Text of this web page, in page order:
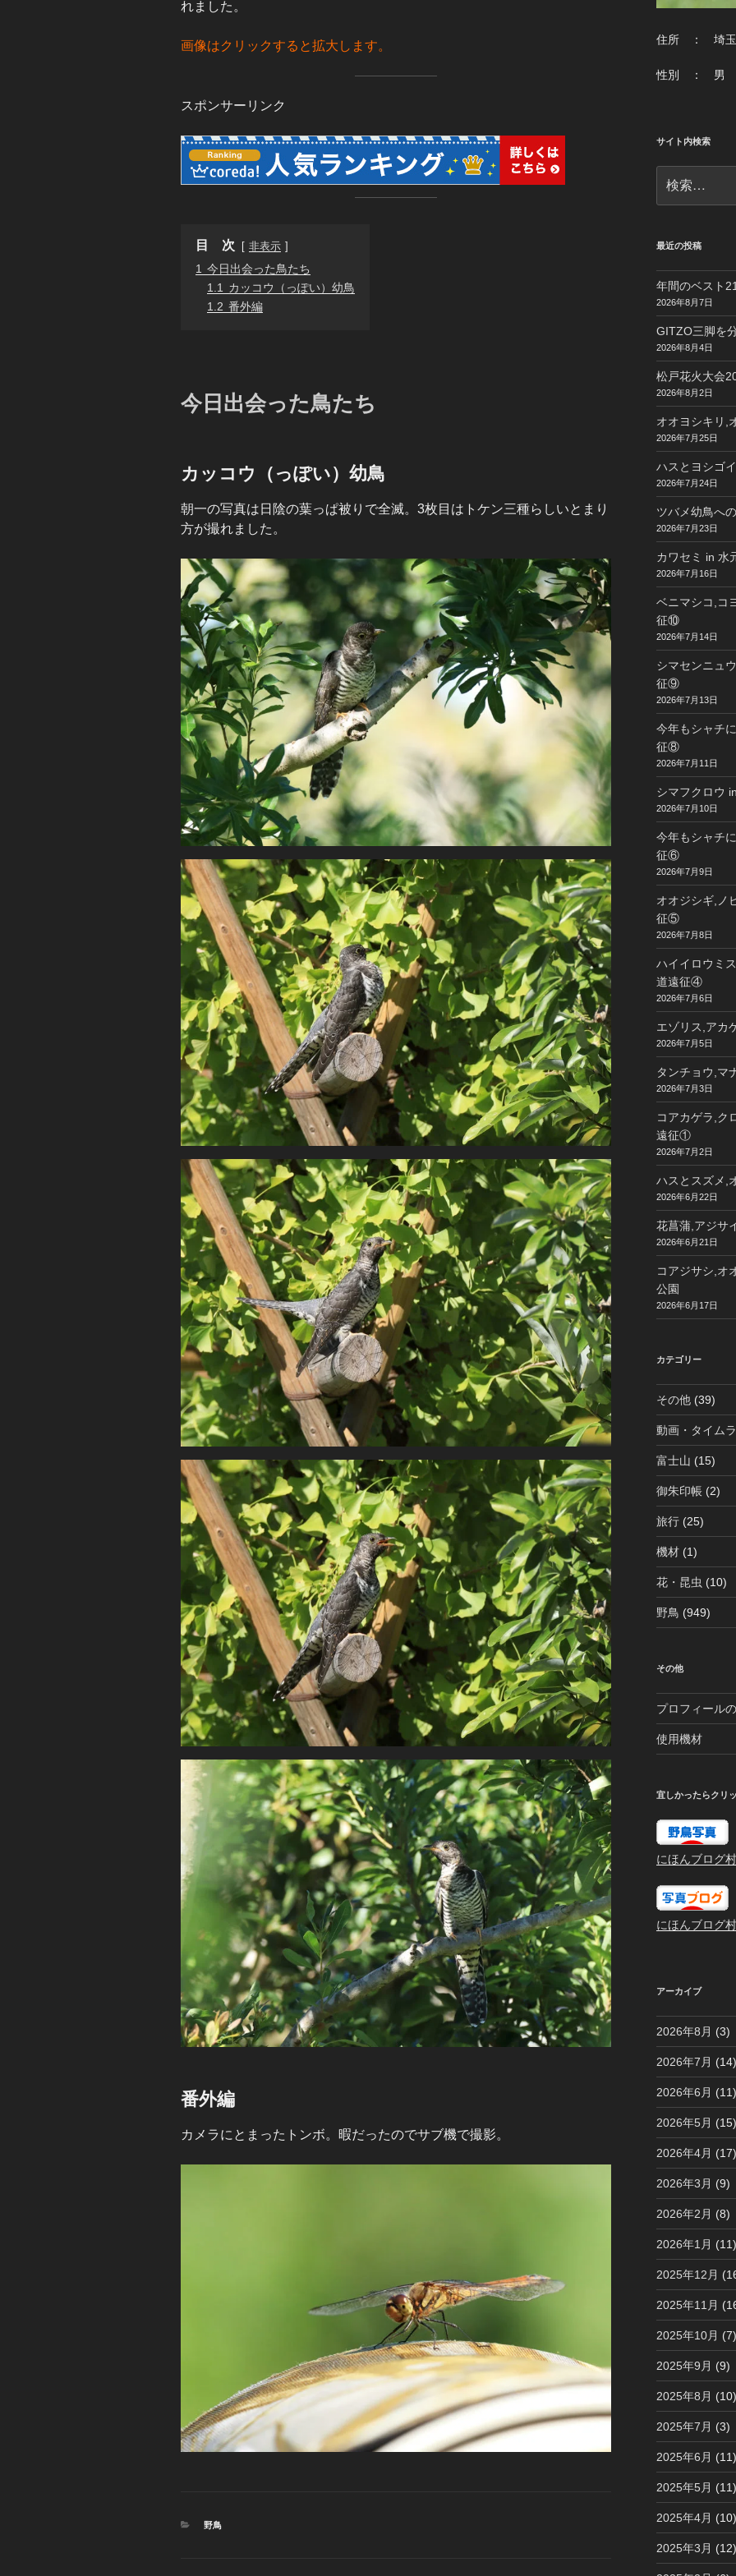
れました。
画像はクリックすると拡大します。
スポンサーリンク
目 次 非表示
1 今日出会った鳥たち
1.1 カッコウ（っぽい）幼鳥
1.2 番外編
今日出会った鳥たち
カッコウ（っぽい）幼鳥
朝一の写真は日陰の葉っぱ被りで全滅。3枚目はトケン三種らしいとまり
方が撮れました。
番外編
カメラにとまったトンボ。暇だったのでサブ機で撮影。
カ
野鳥
住所 ： 埼玉
性別 ： 男
サイト内検索
索:
最近の投稿
年間のベスト
2026年8月7日
GITZO三脚を
2026年8月4日
松戸花火大会
2026年8月2日
オオヨシキリ,
2026年7月25日
ハスとヨシゴ
2026年7月24日
ツバメ幼鳥へ
2026年7月23日
カワセミ in 水
2026年7月16日
ベニマシコ,コ
征⑩
2026年7月14日
シマセンニュ
征⑨
2026年7月13日
今年もシャチ
征⑧
2026年7月11日
シマフクロウ
2026年7月10日
今年もシャチ
征⑥
2026年7月9日
オオジシギ,ノ
征⑤
2026年7月8日
ハイイロウミ
道遠征④
2026年7月6日
エゾリス,アカ
2026年7月5日
タンチョウ,マ
2026年7月3日
コアカゲラ,ク
遠征①
2026年7月2日
ハスとスズメ,
2026年6月22日
花菖蒲,アジサ
2026年6月21日
コアジサシ,オ
公園
2026年6月17日
カテゴリー
その他(39)
動画・タイム
富士山 (15)
御朱印帳(2)
旅行(25)
機材(1)
花・昆虫 (10)
野鳥 (949)
その他
プロフィール
使用機材
宜しかったらクリ
にほんブログ村
にほんブログ村
アーカイブ
2026年8月 (3)
2026年7月 (14)
2026年6月 (11)
2026年5月 (15)
2026年4月 (17)
2026年3月 (9)
2026年2月 (8)
2026年1月 (11)
2025年12月
2025年11月
2025年10月 (7)
2025年9月 (9)
2025年8月 (10)
2025年7月 (3)
2025年6月 (11)
2025年5月 (11)
2025年4月 (10)
2025年3月 (12)